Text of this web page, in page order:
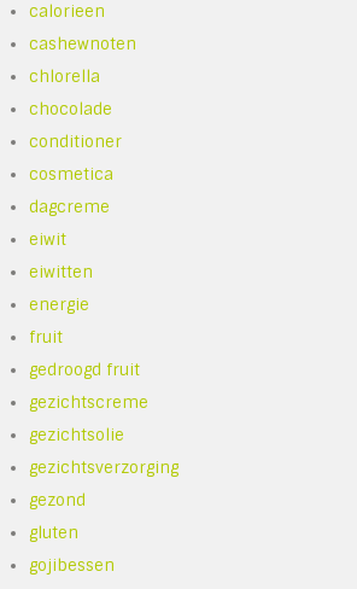
calorieen
cashewnoten
chlorella
chocolade
conditioner
cosmetica
dagcreme
eiwit
eiwitten
energie
fruit
gedroogd fruit
gezichtscreme
gezichtsolie
gezichtsverzorging
gezond
gluten
gojibessen